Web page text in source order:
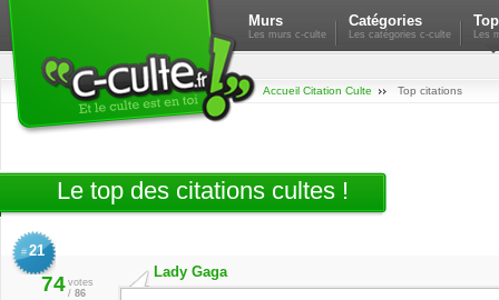
Murs
Les murs c-culte
Catégories
Les catégories c-culte Les
Accueil Citation Culte Top citations
Le top des citations cultes !
# 21
74 votes
/ 86
Lady Gaga